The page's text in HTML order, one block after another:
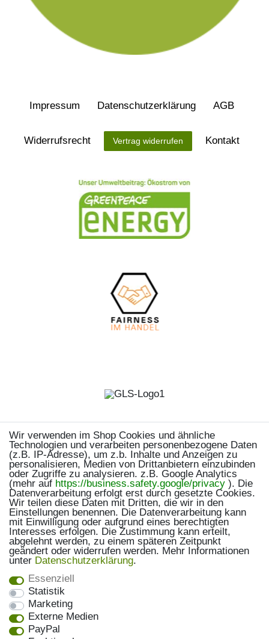
Impressum Daten­schutz­erklärung AGB
Widerrufs­recht Vertrag widerrufen Kontakt
Wir verwenden im Shop Cookies und ähnliche
Technologien und verarbeiten personenbezogene Daten
(z.B. IP-Adresse), um z.b. Inhalte und Anzeigen zu
personalisieren, Medien von Drittanbietern einzubinden
oder Zugriffe zu analysieren. z.B. Google Analytics
(mehr auf https://business.safety.google/privacy ). Die
Datenverarbeitung erfolgt erst durch gesetzte Cookies.
Wir teilen diese Daten mit Dritten, die wir in den
Einstellungen benennen. Die Datenverarbeitung kann
mit Einwilligung oder aufgrund eines berechtigten
Interesses erfolgen. Die Zustimmung kann erteilt,
abgelehnt werden, zu einem späteren Zeitpunkt
geändert oder widerrufen werden. Mehr Informationen
unter Daten­schutz­erklärung.
Essenziell
Statistik
Marketing
Externe Medien
PayPal